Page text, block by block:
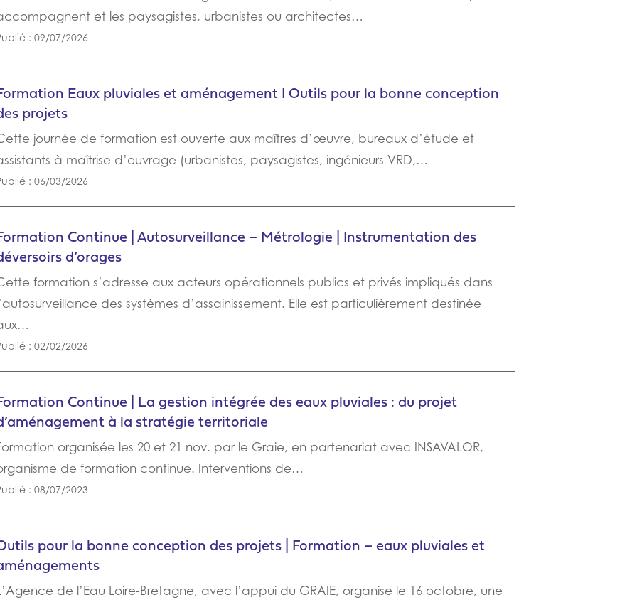
et les paysagistes, urbanistes ou architectes…
: 09/07/2026
Eaux pluviales et aménagement I Outils pour la bonne conception
projets
journée de formation est ouverte aux maîtres d’œuvre, bureaux d’étude et
à maîtrise d’ouvrage (urbanistes, paysagistes, ingénieurs VRD,…
: 06/03/2026
Continue | Autosurveillance – Métrologie | Instrumentation des
d’orages
formation s’adresse aux acteurs opérationnels publics et privés impliqués dans
l’autosurveillance des systèmes d’assainissement. Elle est particulièrement destinée
: 02/02/2026
Continue | La gestion intégrée des eaux pluviales : du projet
à la stratégie territoriale
organisée les 20 et 21 nov. par le Graie, en partenariat avec INSAVALOR,
de formation continue. Interventions de…
: 08/07/2023
pour la bonne conception des projets | Formation – eaux pluviales et
de l’Eau Loire-Bretagne, avec l’appui du GRAIE, organise le 16 octobre, une